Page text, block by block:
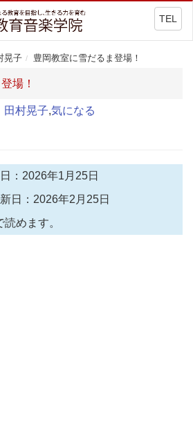
TEL
晃子 豊岡教室に雪だるま登場！
場！
田村晃子,気になる
：2026年1月25日
日：2026年2月25日
めます。